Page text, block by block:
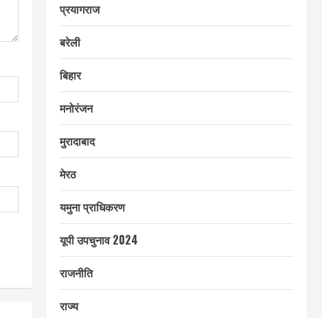
प्रयागराज
बरेली
बिहार
मनोरंजन
मुरादाबाद
मेरठ
यमुना प्राधिकरण
यूपी उपचुनाव 2024
राजनीति
राज्य